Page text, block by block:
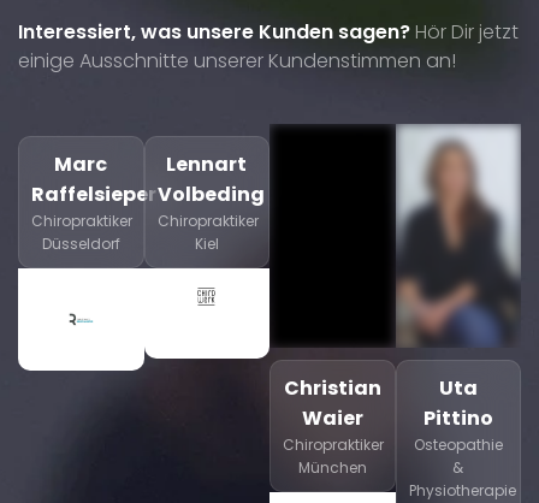
Interessiert, was unsere Kunden sagen?Hör Dir jetzt
einige Ausschnitte unserer Kundenstimmen an!
Marc
Raffelsieper
Chiropraktiker
Düsseldorf
Lennart
Volbeding
Chiropraktiker
Kiel
Christian
Waier
Chiropraktiker
München
Uta
Pittino
Osteopathie
&
Physiotherapie